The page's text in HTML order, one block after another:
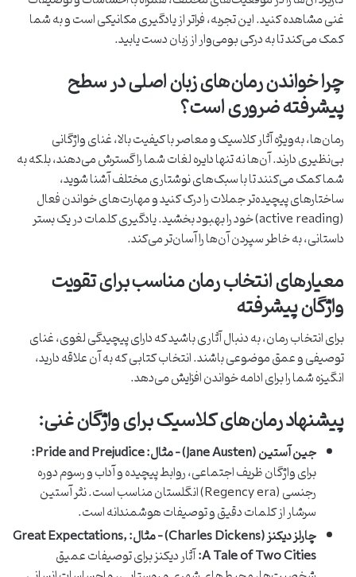
غنی مشاهده کنید. این تجربه، فراتر از یادگیری مکانیکی است و به شما
کمک می‌کند تا به درکی بومی‌وار از زبان دست یابید.
چرا خواندن رمان‌های زبان اصلی در سطح
پیشرفته ضروری است؟
رمان‌ها، به‌ویژه آثار کلاسیک و معاصر با کیفیت بالا، غنای واژگانی
بی‌نظیری دارند. آن‌ها نه تنها دایره لغات شما را گسترش می‌دهند، بلکه به
شما کمک می‌کنند تا با سبک‌های نوشتاری مختلف آشنا شوید،
ساختارهای پیچیده‌تر جملات را درک کنید و مهارت‌های خواندن فعال
(active reading) خود را بهبود بخشید. یادگیری کلمات در یک بستر
داستانی، به خاطر سپردن آن‌ها را آسان‌تر می‌کند.
معیارهای انتخاب رمان مناسب برای تقویت
واژگان پیشرفته
برای انتخاب رمان، به دنبال آثاری باشید که دارای پیچیدگی لغوی، غنای
توصیفی و عمق موضوعی باشند. انتخاب کتابی که به آن علاقه دارید،
انگیزه شما را برای ادامه خواندن افزایش می‌دهد.
پیشنهاد رمان‌های کلاسیک برای واژگان غنی:
جین آستین (Jane Austen) – مثال: Pride and Prejudice:
برای واژگان ظریف اجتماعی، روابط پیچیده و آداب و رسوم دوره
رجنسی (Regency era) انگلستان مناسب است. نثر آستین
سرشار از کلمات دقیق و توصیفات هوشمندانه است.
چارلز دیکنز (Charles Dickens) – مثال: Great Expectations,
A Tale of Two Cities: آثار دیکنز برای توصیفات عمیق